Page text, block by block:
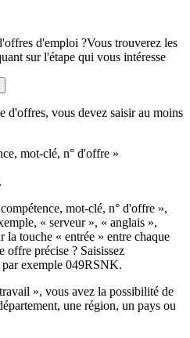
d'emploi ?Vous trouverez les
sur l'étape qui vous intéresse
d'offres, vous devez saisir au moins
mot-clé, n° d'offre »
mot-clé, n° d'offre »,
« serveur », « anglais »,
la touche « entrée » entre chaque
offre précise ? Saisissez
par exemple 049RSNK.
», vous avez la possibilité de
une région, un pays ou